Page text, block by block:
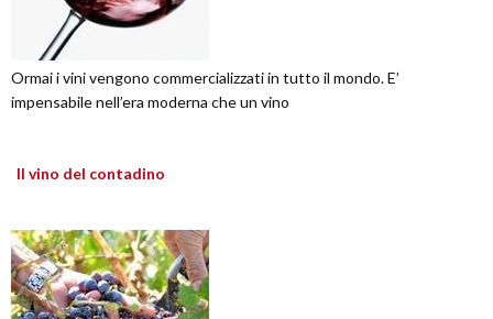
Ormai i vini vengono commercializzati in tutto il mondo. E’
impensabile nell’era moderna che un vino
Il vino del contadino